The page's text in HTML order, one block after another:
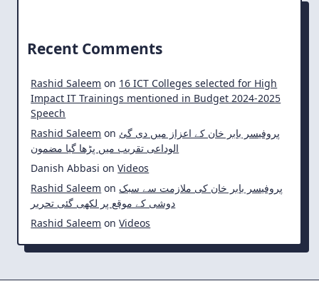
Recent Comments
Rashid Saleem on 16 ICT Colleges selected for High
Impact IT Trainings mentioned in Budget 2024-2025
Speech
Rashid Saleem on پروفیسر بابر خان کے اعزاز میں دی گئ
الوداعی تقریب میں پڑھا گیا مضمون
Danish Abbasi onVideos
Rashid Saleem on پروفیسر بابر خان کی ملازمت سے سبک
دوشی کے موقع پر لکھی گئی تحریر
Rashid Saleem onVideos